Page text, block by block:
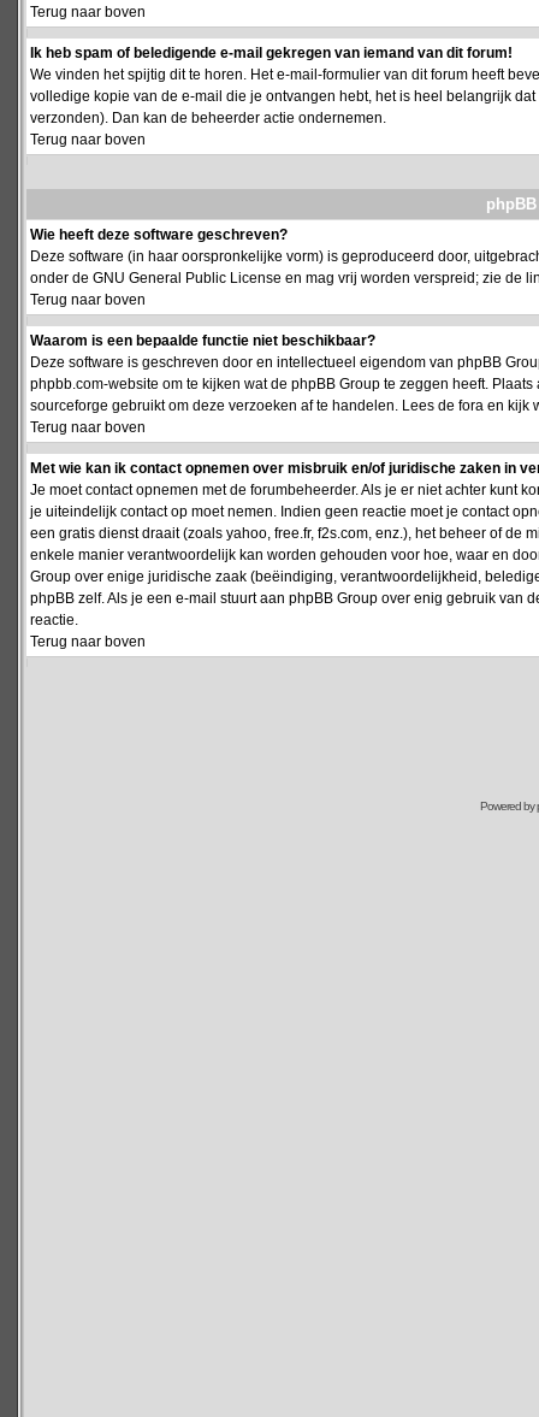
Terug naar boven
Ik heb spam of beledigende e-mail gekregen van iemand van dit forum!
We vinden het spijtig dit te horen. Het e-mail-formulier van dit forum heeft
volledige kopie van de e-mail die je ontvangen hebt, het is heel belangrijk
verzonden). Dan kan de beheerder actie ondernemen.
Terug naar boven
Wie heeft deze software geschreven?
Deze software (in haar oorspronkelijke vorm) is geproduceerd door,
onder de GNU General Public License en mag vrij worden verspreid; zie de
Terug naar boven
Waarom is een bepaalde functie niet beschikbaar?
Deze software is geschreven door en intellectueel eigendom van phpBB
phpbb.com-website om te kijken wat de phpBB Group te zeggen heeft.
sourceforge gebruikt om deze verzoeken af te handelen. Lees de fora en
Terug naar boven
Met wie kan ik contact opnemen over misbruik en/of juridische zaken in
Je moet contact opnemen met de forumbeheerder. Als je er niet achter kunt
je uiteindelijk contact op moet nemen. Indien geen reactie moet je contact
een gratis dienst draait (zoals yahoo, free.fr, f2s.com, enz.), het beheer of
enkele manier verantwoordelijk kan worden gehouden voor hoe, waar en
Group over enige juridische zaak (beëindiging, verantwoordelijkheid,
phpBB zelf. Als je een e-mail stuurt aan phpBB Group over enig gebruik
reactie.
Terug naar boven
Powered by